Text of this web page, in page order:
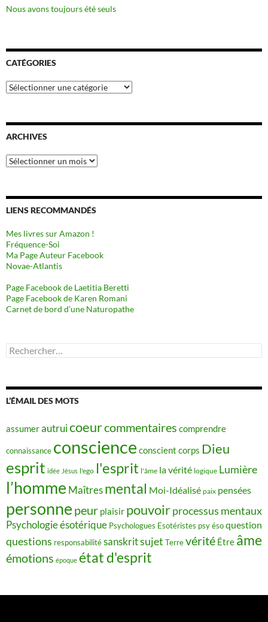
Nous avons toujours été seuls
CATÉGORIES
Catégories
ARCHIVES
Archives
LIENS RECOMMANDÉS
Mes livres sur Amazon !
Fréquence-Soi
Ma Page Auteur Facebook
Novae-Atlantis
Page Facebook de Laetitia Beretti
Page Facebook de Karen Romani
Carnet de bord d’une Naturopathe
Rechercher :
L’ÉMAIL DES MOTS
assumerautruicoeurcommentaires comprendre
connaissance conscience conscient corps Dieu
esprit idée Jésus l'ego l'esprit l'âme la vérité logique Lumière
l’homme Maîtres mental Moi-Idéalisé paix pensées
personne peur plaisir pouvoirprocessus mentaux
Psychologie ésotérique Psychologues Esotéristes psy ésoquestion
questions responsabilitésanskritsujet Terrevérité Être âme
émotions époque état d'esprit